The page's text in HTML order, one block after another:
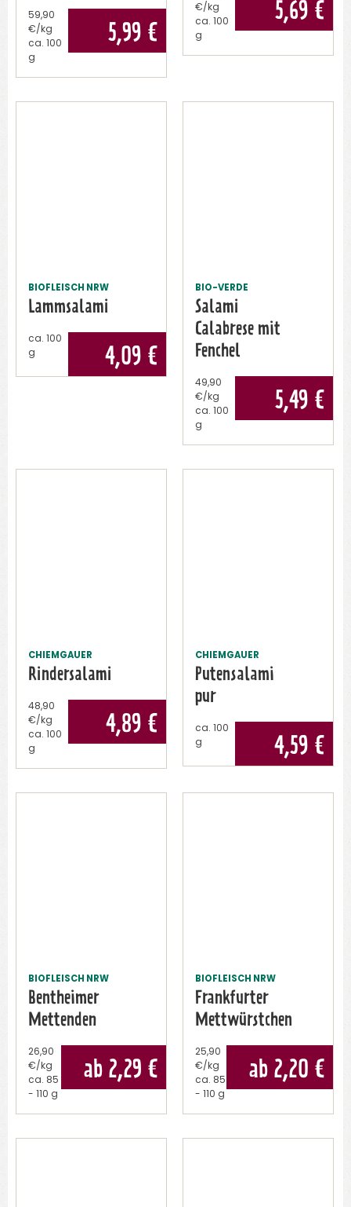
5,99 €
59,90
€/kg
ca.
100
g
5,69 €
€/kg
ca.
100
g
BIOFLEISCH NRW
Lammsalami
4,09 €
ca.
100
g
BIO-VERDE
Salami
Calabrese mit
Fenchel
5,49 €
49,90
€/kg
ca.
100
g
CHIEMGAUER
Rindersalami
4,89 €
48,90
€/kg
ca.
100
g
CHIEMGAUER
Putensalami
pur
4,59 €
ca.
100
g
BIOFLEISCH NRW
Bentheimer
Mettenden
ab 2,29 €
26,90
€/kg
ca. 85
- 110 g
BIOFLEISCH NRW
Frankfurter
Mettwürstchen
ab 2,20 €
25,90
€/kg
ca. 85
- 110 g